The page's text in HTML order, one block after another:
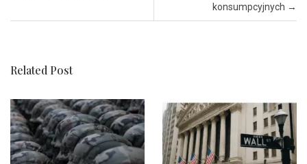
konsumpcyjnych →
Related Post